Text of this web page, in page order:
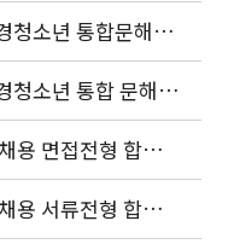
청소년 통합문해력
기관 선정 결과 발
청소년 통합 문해력
탁기관 신청 공고
용 면접전형 합격
사 안내
용 서류전형 합격
형 안내